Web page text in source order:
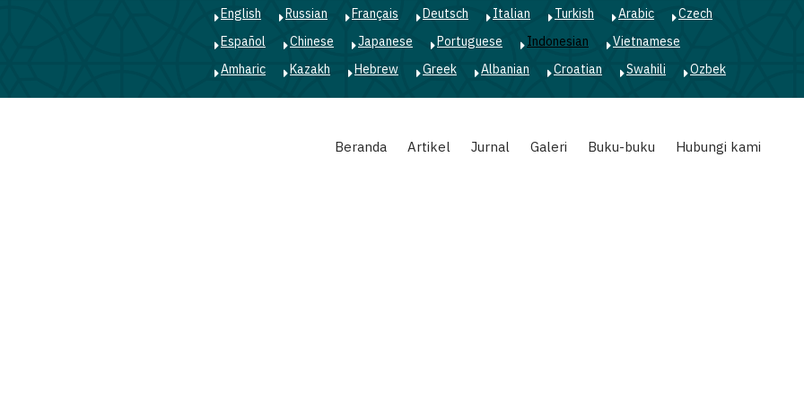
English Russian Français Deutsch Italian Turkish Arabic
Czech
Español
Chinese Japanese Portuguese Indonesian
Vietnamese
Amharic
Kazakh Hebrew Greek Albanian Croatian Swahili Ozbek
Beranda Artikel Jurnal Galeri Buku-buku Hubungi kami